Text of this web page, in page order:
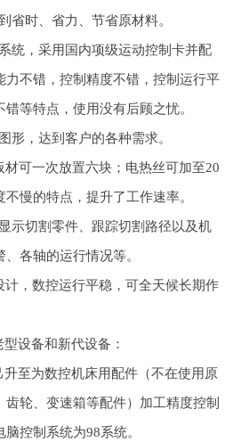
省时、省力、节省原材料。
统，采用国内项级运动控制卡并配
力不错，控制精度不错，控制运行平
等特点，使用没有后顾之忧。
形，达到客户的各种需求。
可一次放置六块；电热丝可加至20
慢的特点，提升了工作速率。
示切割零件、跟踪切割路径以及机
各轴的运行情况等。
计，数控运行平稳，可全天候长期作
设备和新代设备：
至为数控机床用配件（不在使用原
轮、变速箱等配件）加工精度控制
控制系统为98系统。